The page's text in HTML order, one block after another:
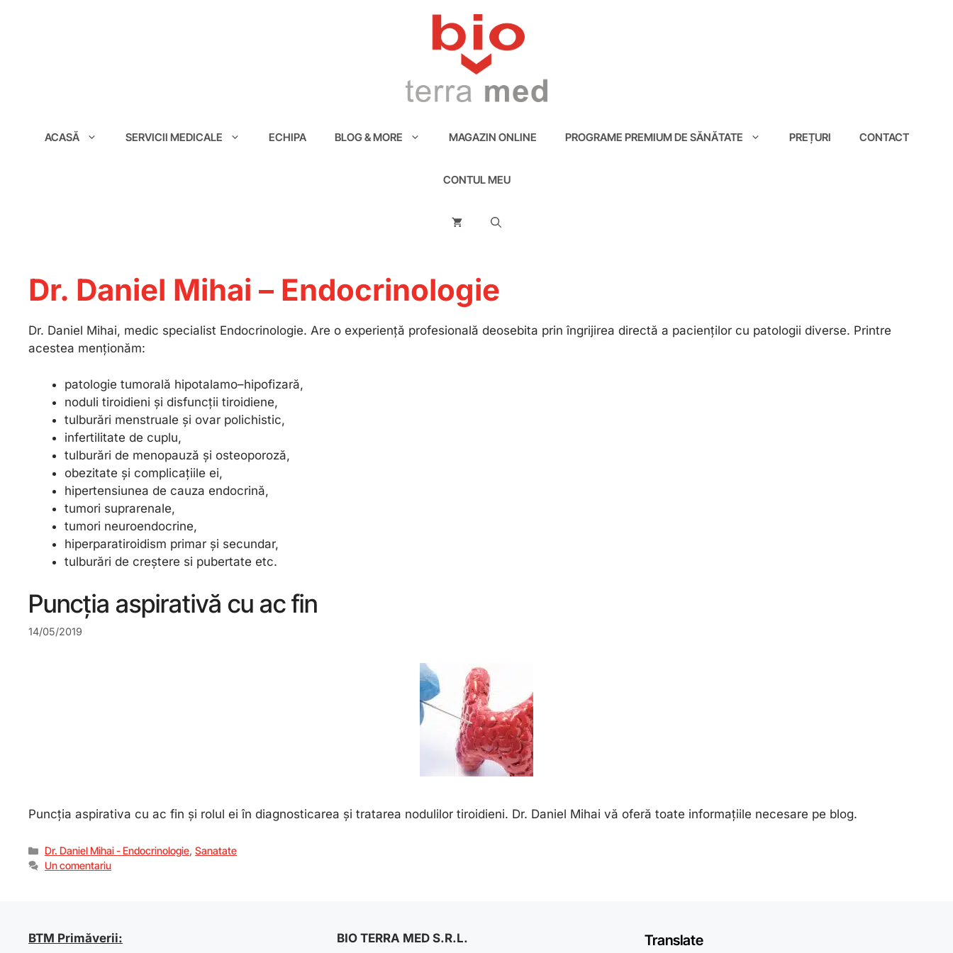
ACASĂ SERVICII MEDICALE ECHIPA BLOG & MORE MAGAZIN ONLINE PROGRAME PREMIUM DE SĂNĂTATE PREȚURI CONTACT
CONTUL MEU
Dr. Daniel Mihai – Endocrinologie
Dr. Daniel Mihai, medic specialist Endocrinologie. Are o experiență profesională deosebita prin îngrijirea directă a pacienților cu patologii diverse. Printre
acestea menționăm:
patologie tumorală hipotalamo–hipofizară,
noduli tiroidieni și disfuncții tiroidiene,
tulburări menstruale și ovar polichistic,
infertilitate de cuplu,
tulburări de menopauză și osteoporoză,
obezitate și complicațiile ei,
hipertensiunea de cauza endocrină,
tumori suprarenale,
tumori neuroendocrine,
hiperparatiroidism primar și secundar,
tulburări de creștere si pubertate etc.
Puncția aspirativă cu ac fin
14/05/2019
Puncția aspirativa cu ac fin și rolul ei în diagnosticarea și tratarea nodulilor tiroidieni. Dr. Daniel Mihai vă oferă toate informațiile necesare pe blog.
Dr. Daniel Mihai - Endocrinologie,Sanatate
Un comentariu
BTM Primăverii: BIO TERRA MED S.R.L. Translate